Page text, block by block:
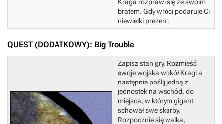
Kraga rozprawi się ze swoim
bratem. Gdy wróci podaruje Ci
niewielki prezent.
QUEST (DODATKOWY): Big Trouble
Zapisz stan gry. Rozmieść
swoje wojska wokół Kragi a
następnie poślij jedną z
jednostek na wschód, do
miejsca, w którym gigant
schował swe skarby.
Rozpocznie się walka,